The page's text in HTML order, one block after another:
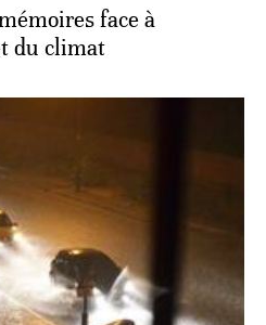
face à
du climat